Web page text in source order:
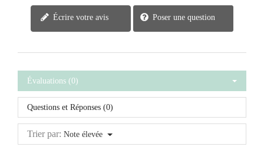
Écrire votre avis Poser une question
Évaluations (0)
Questions et Réponses (0)
Trier par: Note élevée